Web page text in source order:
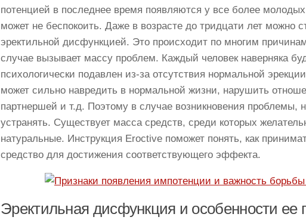
потенцией в последнее время появляются у все более
может не беспокоить. Даже в возрасте до тридцати лет можно
эректильной дисфункцией. Это происходит по многим
случае вызывает массу проблем. Каждый человек наверняка
психологически подавлен из-за отсутствия нормальной
может сильно навредить в нормальной жизни, нарушить
партнершей и т.д. Поэтому в случае возникновения проблемы,
устранять. Существует масса средств, среди которых
натуральные. Инструкция Eroctive поможет понять, как
средство для достижения соответствующего эффекта.
Эректильная дисфункция и особенности ее